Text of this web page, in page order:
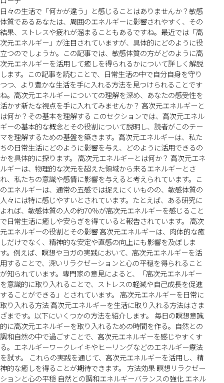
日々の生活で「何かが違う」と感じることはありませんか？敏感
体質であるあなたは、周囲のエネルギーに影響されやすく、その
結果、ストレスや疲れが溜まることもあるですね。最近では「高
次元エネルギー」が注目されていますが、具体的にどのように役
立つのでしょうか。この記事では、敏感体質の方がどのように高
次元エネルギーを活用して癒しを得られるかについて詳しく解説
します。この記事を読むことで、日常生活の中で自分自身を守り
つつ、より豊かな生活を手に入れる方法を見つけられることです
ね。高次元エネルギーについての理解を深め、あなたの感受性を
活かす新たな視点を手に入れてみませんか？ 高次元エネルギーと
は何か？その基本を理解する このセクションでは、高次元エネル
ギーの基本的な概念とその役割について説明し、読者がこのテー
マを理解するための基盤を築きます。高次元エネルギーは、私た
ちの日常生活にどのように影響を与え、どのように活用できるの
かを具体的に探ります。 高次元エネルギーとは何か？ 高次元エネ
ルギーは、物理的な次元を超えた領域から来るエネルギーとさ
れ、私たちの意識や感情に影響を与えると考えられています。こ
のエネルギーは、通常の五感では捉えにくいものの、敏感体質の
人々には特に感じやすいとされています。たとえば、ある研究に
よれば、敏感体質の人の約70%が高次元エネルギーを感じること
で日常生活に癒しや安らぎを得ていると報告されています。 高次
元エネルギーの役割とその影響 高次元エネルギーは、肉体的な癒
しだけでなく、精神的な安定や直感の向上にも影響を及ぼしま
す。例えば、瞑想やヨガの実践において、高次元エネルギーを活
用することで、深いリラクゼーションと心の平穏を得られること
が知られています。専門家の意見によると、「高次元エネルギー
を意識的に取り入れることで、ストレスの軽減や自己成長を促進
することができる」とされています。 高次元エネルギーを日常に
取り入れる方法 高次元エネルギーを生活に取り入れる方法はさま
ざまです。以下にいくつかの方法を紹介します。 毎日の瞑想意識
的に高次元エネルギーを取り入れるための時間を作る。自然との
調和自然の中で過ごすことで、高次元エネルギーを感じやすくす
る。エネルギーワークレイキやヒーリングなどのエネルギー療法
を試す。 これらの実践を通じて、高次元エネルギーを活用し、精
神的な癒しを得ることが期待できます。 方法効果 瞑想リラクゼー
ションと心の平穏 自然との調和エネルギーバランスの強化 エネル